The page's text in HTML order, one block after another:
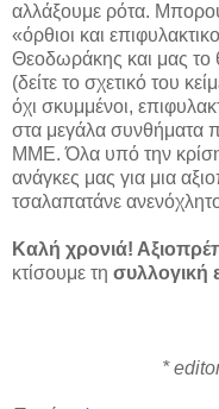
αλλάξουμε ρότα.
«όρθιοι και
Θεοδωράκης και μας το
(δείτε το σχετικό του
όχι σκυμμένοι,
στα μεγάλα συνθήματα
ΜΜΕ. Όλα υπό την
ανάγκες μας για μια
τσαλαπατάνε
Καλή χρονιά!
κτίσουμε τη συλλογική
*